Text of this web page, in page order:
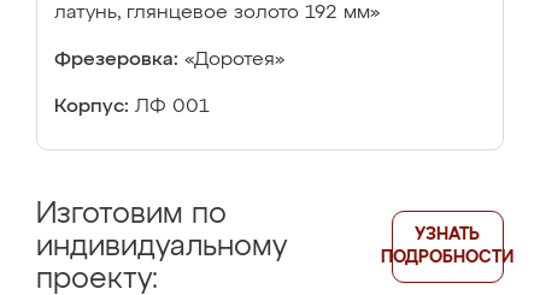
латунь, глянцевое золото 192 мм»
Фрезеровка: «Доротея»
Корпус: ЛФ 001
Изготовим по
индивидуальному
проекту:
УЗНАТЬ
ПОДРОБНОСТИ